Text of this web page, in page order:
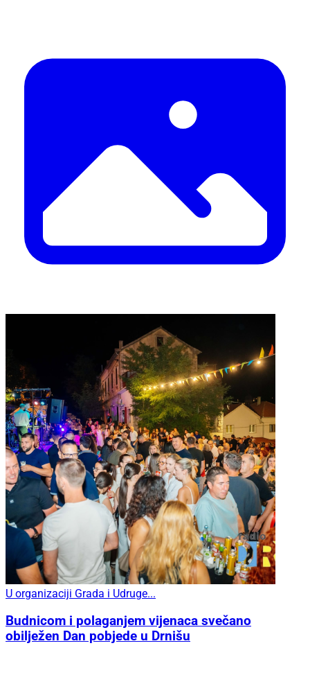
U organizaciji Grada i Udruge...
Budnicom i polaganjem vijenaca svečano
obilježen Dan pobjede u Drnišu